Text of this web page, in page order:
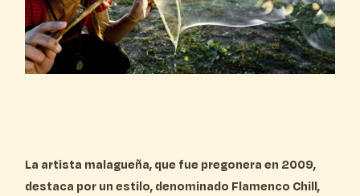
La artista malagueña, que fue pregonera en 2009,
destaca por un estilo, denominado Flamenco Chill,